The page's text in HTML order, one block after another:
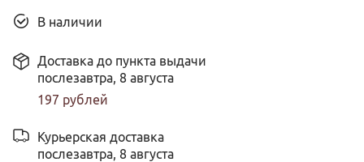
В наличии
Доставка до пункта выдачи
послезавтра, 8 августа
197 рублей
Курьерская доставка
послезавтра, 8 августа